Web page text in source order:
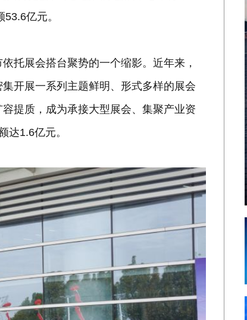
亿元。
托展会搭台聚势的一个缩影。近年来，
开展一系列主题鲜明、形式多样的展会
提质，成为承接大型展会、集聚产业资
达1.6亿元。